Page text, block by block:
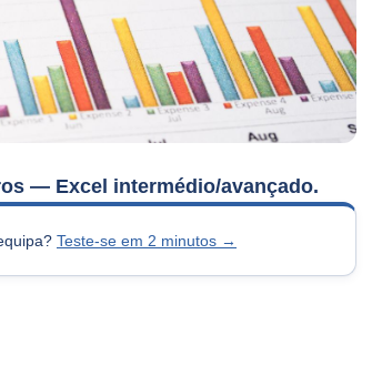
— Excel intermédio/avançado.
Teste-se em 2 minutos →